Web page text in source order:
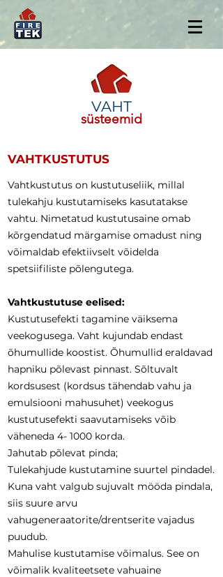
VAHT
süsteemid
VAHTKUSTUTUS
Vahtkustutus on kustutuseliik, millal
tulekahju kustutamiseks kasutatakse
vahtu. Nimetatud kustutusaine omab
kõrgendatud märgamise omadust ning
võimaldab efektiivselt võidelda
spetsiifiliste põlengutega.
Vahtkustutuse eelised:
Kustutusefekti tagamine väiksema
veekogusega. Vaht kujundab endast
õhumullide koostist. Õhumullid eraldavad
hapniku põlevast pinnast. Sõltuvalt
kordsusest (kordsus tähendab vahu ja
emulsiooni mahusuhet) veekogus
kustutusefekti saavutamiseks võib
väheneda 4- 1000 korda.
Jahutab põlevat pinda;
Tulekahjude kustutamine suurtel pindadel.
Kuna vaht valgub sujuvalt mööda pindala,
siis suure arvu
vahugeneraatorite/drentserite vajadus
puudub.
Mahulise kustutamise võimalus. See on
võimalik kvaliteetsete vahuaine